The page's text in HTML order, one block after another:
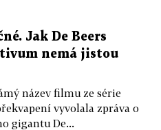
Jak De Beers
nemá jistou
název filmu ze série
vyvolala zpráva o
gigantu De...